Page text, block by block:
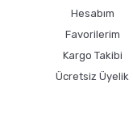
Hesabım
Favorilerim
Kargo Takibi
Ücretsiz Üyelik